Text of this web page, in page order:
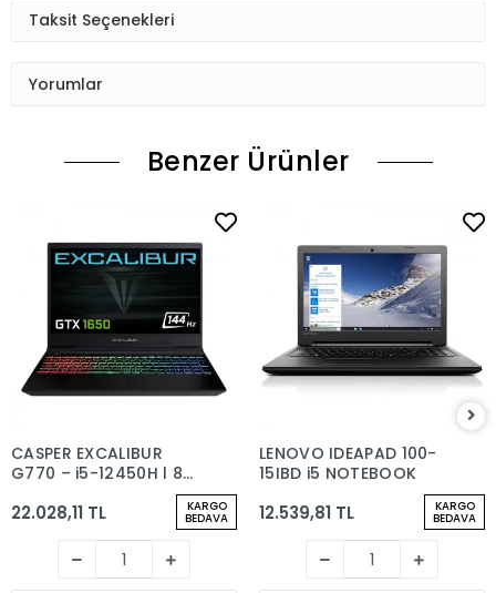
Taksit Seçenekleri
Yorumlar
Benzer Ürünler
CASPER EXCALIBUR
G770 – i5-12450H | 8
GB RAM | 512 GB SSD |
GTX 1650
22.028,11 TL KARGO
BEDAVA
LENOVO IDEAPAD 100-
15IBD i5 NOTEBOOK
12.539,81 TL KARGO
BEDAVA